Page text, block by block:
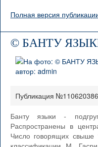
Полная версия
© БАНТУ
Публикация
Банту языки -
Распространены в
Число говорящих